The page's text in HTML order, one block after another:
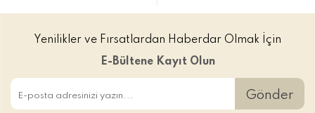
Yenilikler ve Fırsatlardan Haberdar Olmak İçin
E-Bültene Kayıt Olun
Gönder